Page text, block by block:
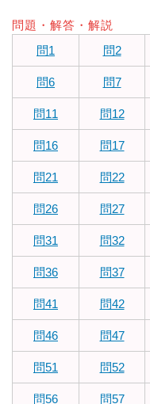
問題・解答・解説
問1
問2
問6 問7
問11 問12
問16 問17
問21 問22
問26 問27
問31 問32
問36 問37
問41 問42
問46 問47
問51 問52
問56 問57